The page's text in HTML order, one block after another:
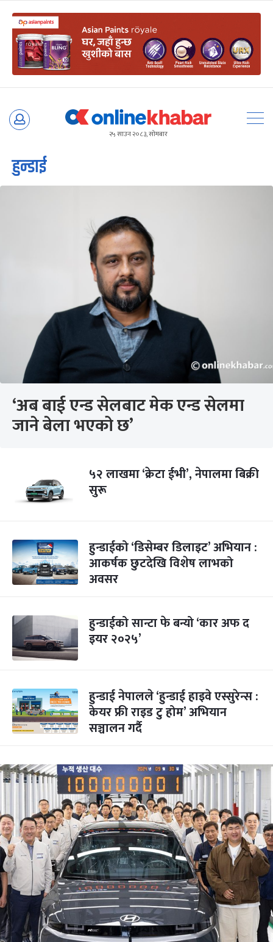
Skip
२५ साउन २०८३, सोमबार
हुन्डाई
‘अब बाई एन्ड सेलबाट मेक एन्ड सेलमा
जाने बेला भएको छ’
५२ लाखमा ‘क्रेटा ईभी’, नेपालमा बिक्री
सुरू
हुन्डाईको ‘डिसेम्बर डिलाइट’ अभियान :
आकर्षक छुटदेखि विशेष लाभको
अवसर
हुन्डाईको सान्टा फे बन्यो ‘कार अफ द
इयर २०२५’
हुन्डाई नेपालले ‘हुन्डाई हाइवे एस्सुरेन्स :
केयर फ्री राइड टु होम’ अभियान
सञ्चालन गर्दै